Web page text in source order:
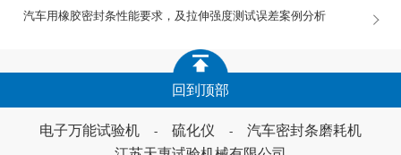
汽车用橡胶密封条性能要求，及拉伸强度测试误差案例分析
回到顶部
电子万能试验机 - 硫化仪 -
汽车密封条磨耗机